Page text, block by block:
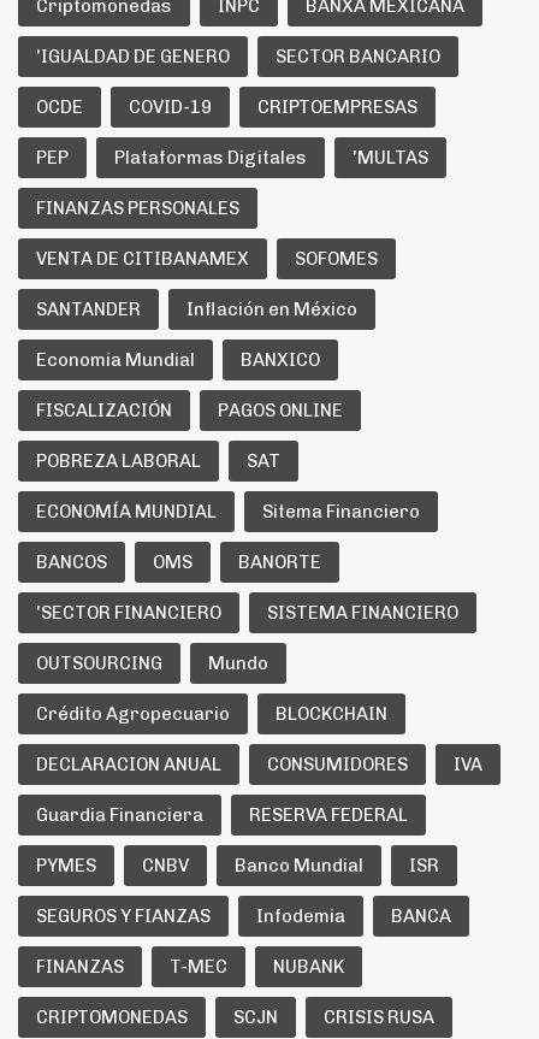
Criptomonedas INPC BANXA MEXICANA
'IGUALDAD DE GENERO SECTOR BANCARIO
OCDE COVID-19 CRIPTOEMPRESAS
PEP Plataformas Digitales 'MULTAS
FINANZAS PERSONALES
VENTA DE CITIBANAMEX SOFOMES
SANTANDER Inflación en México
Economia Mundial BANXICO
FISCALIZACIÓN PAGOS ONLINE
POBREZA LABORAL SAT
ECONOMÍA MUNDIAL Sitema Financiero
BANCOS OMS BANORTE
'SECTOR FINANCIERO SISTEMA FINANCIERO
OUTSOURCING Mundo
Crédito Agropecuario BLOCKCHAIN
DECLARACION ANUAL CONSUMIDORES IVA
Guardia Financiera RESERVA FEDERAL
PYMES CNBV Banco Mundial ISR
SEGUROS Y FIANZAS Infodemia BANCA
FINANZAS T-MEC NUBANK
CRIPTOMONEDAS SCJN CRISIS RUSA